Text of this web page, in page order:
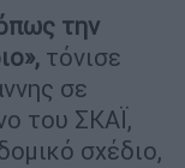
την
τόνισε
σε
του ΣΚΑΪ,
σχέδιο,